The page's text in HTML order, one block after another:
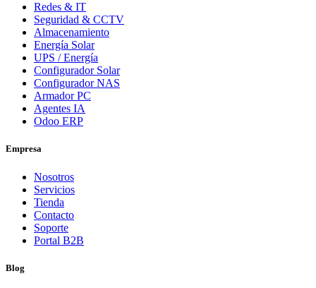
Redes & IT
Seguridad & CCTV
Almacenamiento
Energía Solar
UPS / Energía
Configurador Solar
Configurador NAS
Armador PC
Agentes IA
Odoo ERP
Empresa
Nosotros
Servicios
Tienda
Contacto
Soporte
Portal B2B
Blog